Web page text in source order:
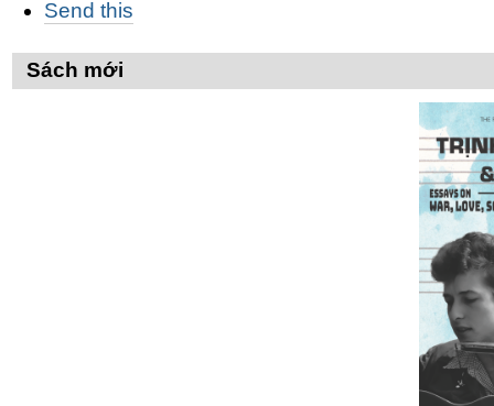
thao
trên
Tài
Send this
Sách mới